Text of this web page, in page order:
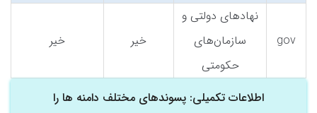
gov
نهادهای دولتی و
سازمان‌های
حکومتی
خیر خیر
اطلاعات تکمیلی: پسوندهای مختلف دامنه ها را